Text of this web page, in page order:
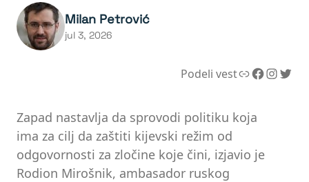
Milan Petrović
jul 3, 2026
Podeli vestLink Facebook InstagramTwitter
Zapad nastavlja da sprovodi politiku koja
ima za cilj da zaštiti kijevski režim od
odgovornosti za zločine koje čini, izjavio je
Rodion Mirošnik, ambasador ruskog